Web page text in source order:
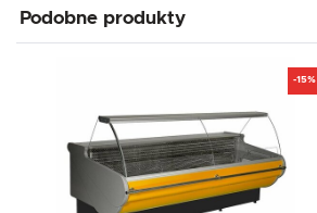
Podobne produkty
-15%